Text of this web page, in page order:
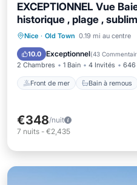
EXCEPTIONNEL Vue
historique , plage ,
Nice · Old Town 0.19 mi au centre
10.0 Exceptionnel(43
2 Chambres 1 Bain 4 Invités 646
Front de mer Bain à remous
Front de mer
Vue sur l’océan
€348/nuit
7 nuits - €2,435